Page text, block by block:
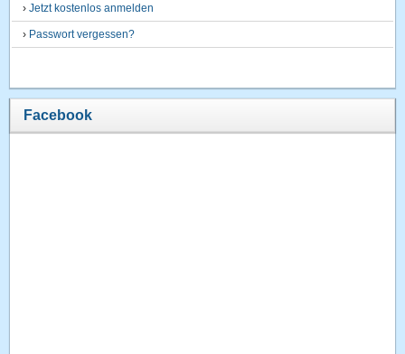
›Jetzt kostenlos anmelden
› Passwort vergessen?
Facebook